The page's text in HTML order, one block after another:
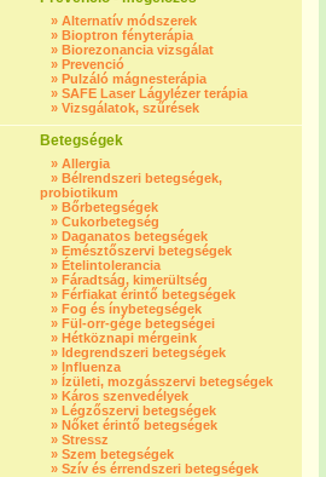
» Alternatív módszerek
» Bioptron fényterápia
» Biorezonancia vizsgálat
» Prevenció
» Pulzáló mágnesterápia
» SAFE Laser Lágylézer terápia
» Vizsgálatok, szűrések
Betegségek
» Allergia
» Bélrendszeri betegségek,
probiotikum
» Bőrbetegségek
» Cukorbetegség
» Daganatos betegségek
» Emésztőszervi betegségek
» Ételintolerancia
» Fáradtság, kimerültség
» Férfiakat érintő betegségek
» Fog és ínybetegségek
» Fül-orr-gége betegségei
» Hétköznapi mérgeink
» Idegrendszeri betegségek
» Influenza
» Ízületi, mozgásszervi betegségek
» Káros szenvedélyek
» Légzőszervi betegségek
» Nőket érintő betegségek
» Stressz
» Szem betegségek
» Szív és érrendszeri betegségek